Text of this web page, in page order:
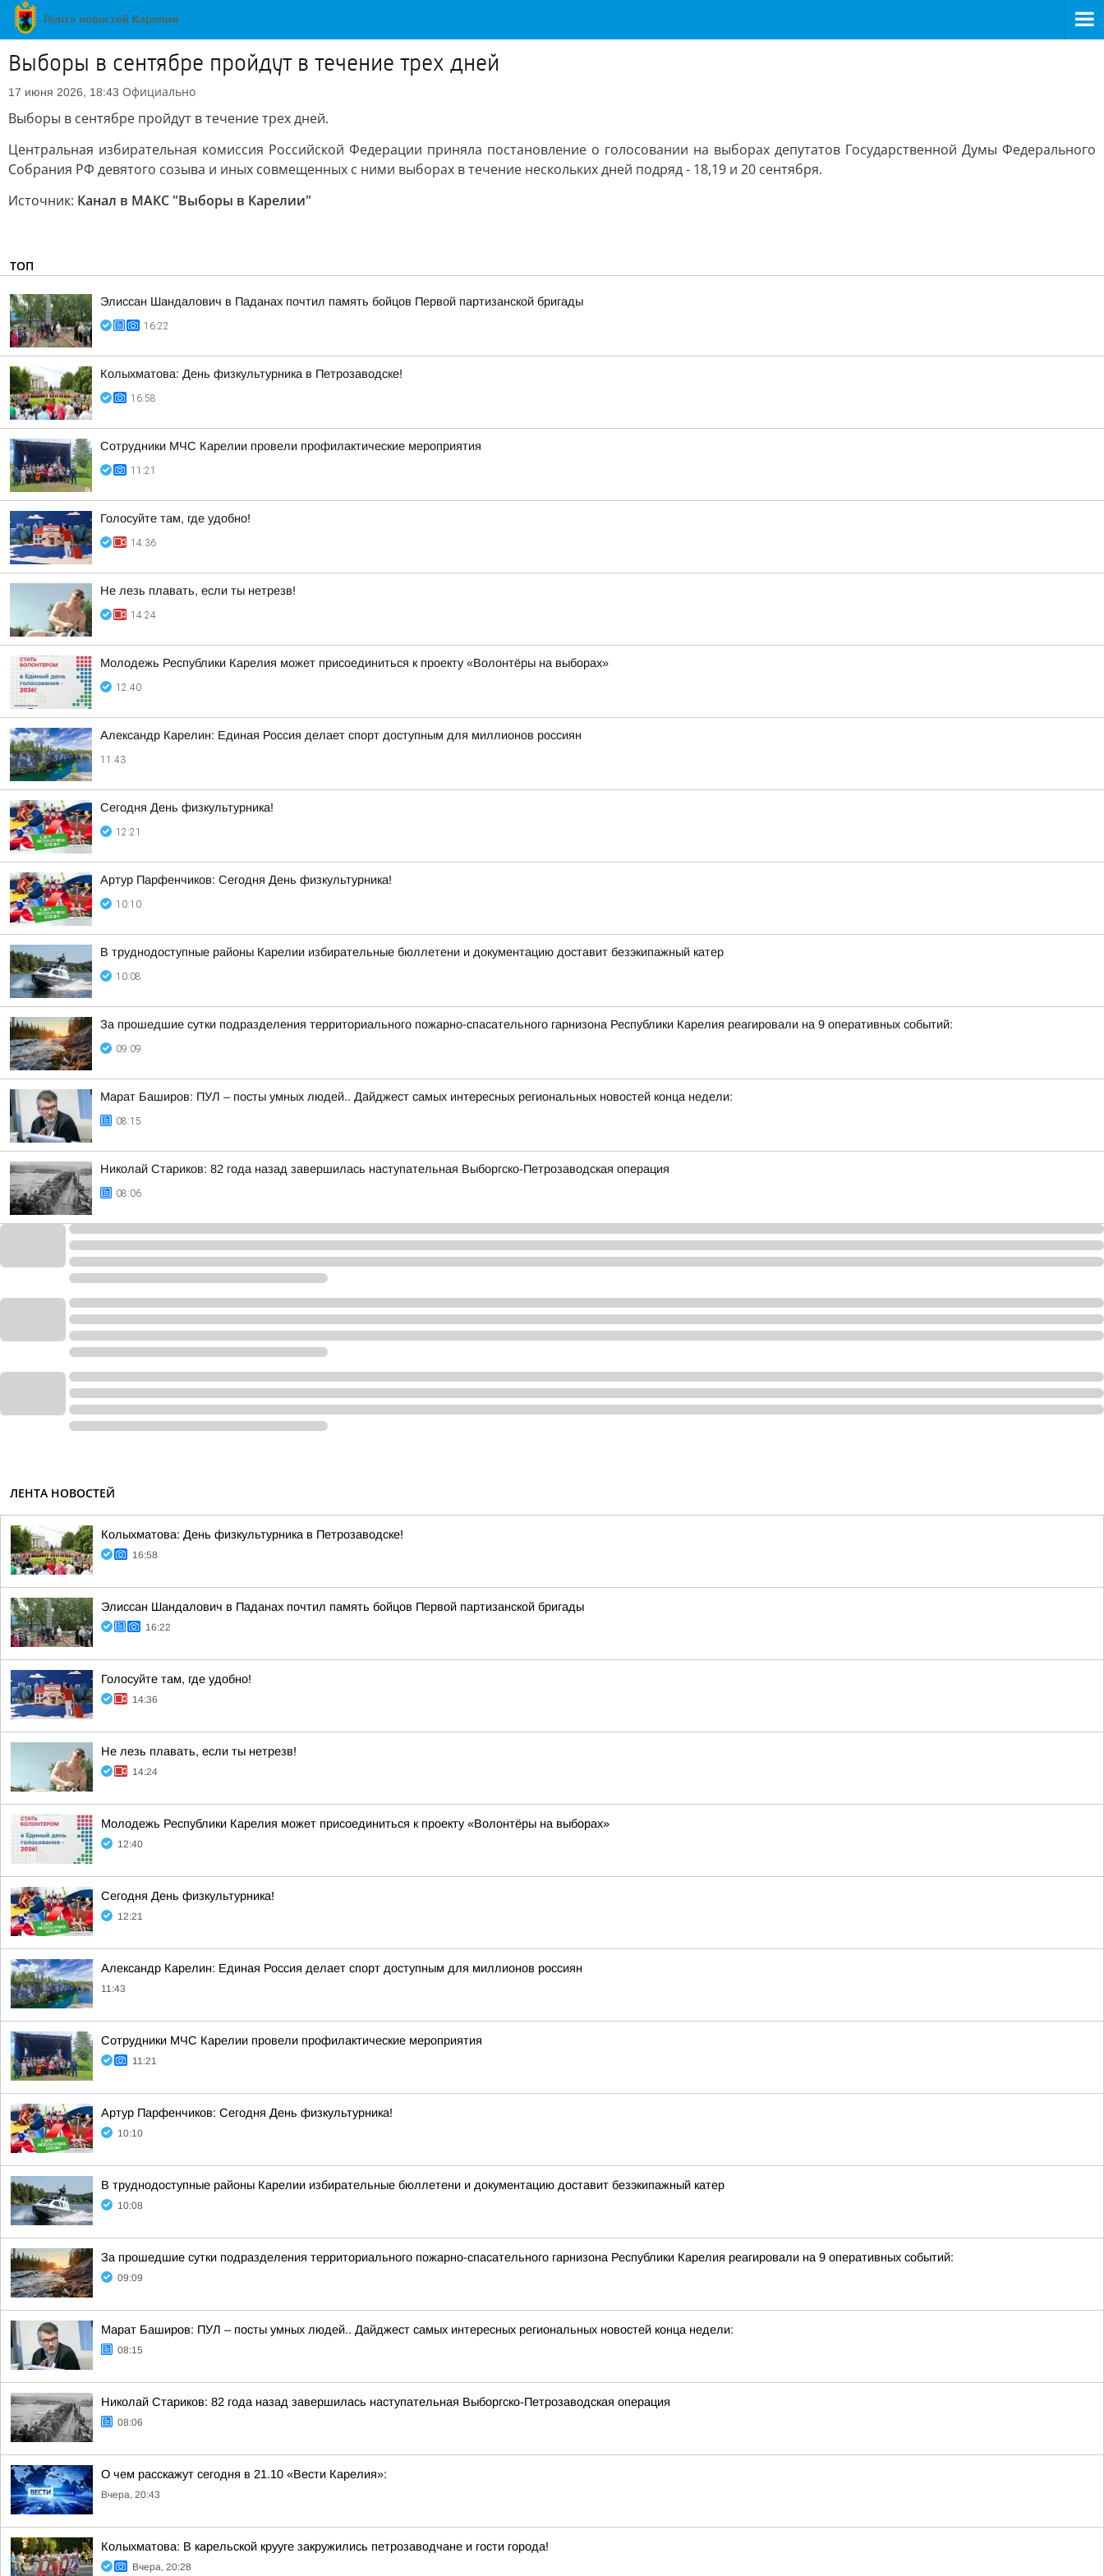
Выборы в сентябре пройдут в течение трех дней
17 июня 2026, 18:43 Официально
Выборы в сентябре пройдут в течение трех дней.
Центральная избирательная комиссия Российской Федерации приняла постановление о голосовании на выборах депутатов Государственной Думы Федерального
Собрания РФ девятого созыва и иных совмещенных с ними выборах в течение нескольких дней подряд - 18,19 и 20 сентября.
Источник: Канал в МАКС "Выборы в Карелии"
ТОП
Элиссан Шандалович в Паданах почтил память бойцов Первой партизанской бригады
16:22
Колыхматова: День физкультурника в Петрозаводске!
16:58
Сотрудники МЧС Карелии провели профилактические мероприятия
11:21
Голосуйте там, где удобно!
14:36
Не лезь плавать, если ты нетрезв!
14:24
Молодежь Республики Карелия может присоединиться к проекту «Волонтёры на выборах»
12:40
Александр Карелин: Единая Россия делает спорт доступным для миллионов россиян
11:43
Сегодня День физкультурника!
12:21
Артур Парфенчиков: Сегодня День физкультурника!
10:10
В труднодоступные районы Карелии избирательные бюллетени и документацию доставит безэкипажный катер
10:08
За прошедшие сутки подразделения территориального пожарно-спасательного гарнизона Республики Карелия реагировали на 9 оперативных событий:
09:09
Марат Баширов: ПУЛ – посты умных людей.. Дайджест самых интересных региональных новостей конца недели:
08:15
Николай Стариков: 82 года назад завершилась наступательная Выборгско-Петрозаводская операция
08:06
ЛЕНТА НОВОСТЕЙ
Колыхматова: День физкультурника в Петрозаводске!
16:58
Элиссан Шандалович в Паданах почтил память бойцов Первой партизанской бригады
16:22
Голосуйте там, где удобно!
14:36
Не лезь плавать, если ты нетрезв!
14:24
Молодежь Республики Карелия может присоединиться к проекту «Волонтёры на выборах»
12:40
Сегодня День физкультурника!
12:21
Александр Карелин: Единая Россия делает спорт доступным для миллионов россиян
11:43
Сотрудники МЧС Карелии провели профилактические мероприятия
11:21
Артур Парфенчиков: Сегодня День физкультурника!
10:10
В труднодоступные районы Карелии избирательные бюллетени и документацию доставит безэкипажный катер
10:08
За прошедшие сутки подразделения территориального пожарно-спасательного гарнизона Республики Карелия реагировали на 9 оперативных событий:
09:09
Марат Баширов: ПУЛ – посты умных людей.. Дайджест самых интересных региональных новостей конца недели:
08:15
Николай Стариков: 82 года назад завершилась наступательная Выборгско-Петрозаводская операция
08:06
О чем расскажут сегодня в 21.10 «Вести Карелия»:
Вчера, 20:43
Колыхматова: В карельской крууге закружились петрозаводчане и гости города!
Вчера, 20:28